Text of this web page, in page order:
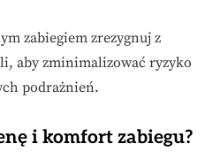
zabiegiem zrezygnuj z
aby zminimalizować ryzyko
podrażnień.
i komfort zabiegu?